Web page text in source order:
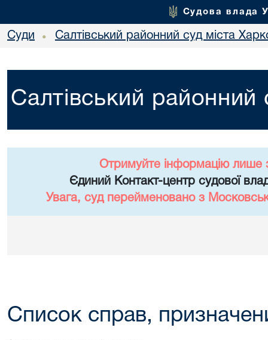
Судова влада
Суди • Салтівський районний суд міста
Салтівський районний
Отримуйте інформацію лише
Єдиний Контакт-центр судової
Увага, суд перейменовано з
Список справ,